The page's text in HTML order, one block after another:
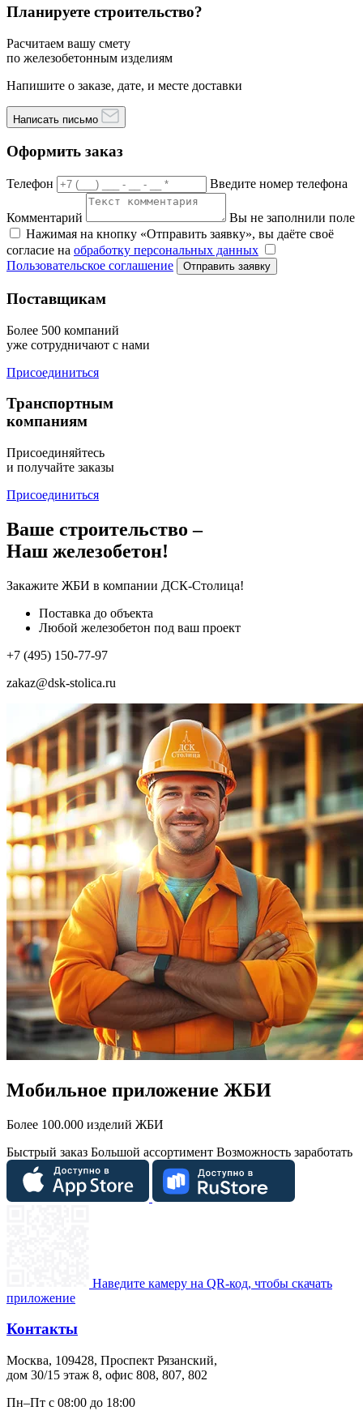
Планируете строительство?
Расчитаем вашу смету
по железобетонным изделиям
Напишите о заказе, дате, и месте доставки
Написать письмо
Оформить заказ
Телефон Введите номер телефона
Комментарий
Вы не заполнили поле
Нажимая на кнопку «Отправить заявку», вы даёте своё
согласие на обработку персональных данных
Пользовательское соглашение
Отправить заявку
Поставщикам
Более 500 компаний
уже сотрудничают с нами
Присоединиться
Транспортным
компаниям
Присоединяйтесь
и получайте заказы
Присоединиться
Ваше строительство –
Наш железобетон!
Закажите ЖБИ в компании ДСК-Столица!
Поставка до объекта
Любой железобетон под ваш проект
+7 (495) 150-77-97
zakaz@dsk-stolica.ru
Мобильное приложение ЖБИ
Более 100.000 изделий ЖБИ
Быстрый заказ Большой ассортимент Возможность заработать
Наведите камеру на QR-код, чтобы скачать
приложение
Контакты
Москва, 109428, Проспект Рязанский,
дом 30/15 этаж 8, офис 808, 807, 802
Пн–Пт с 08:00 до 18:00